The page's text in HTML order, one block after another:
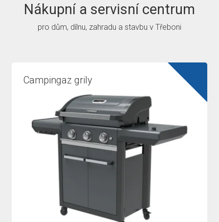
Nákupní a servisní centrum
pro dům, dílnu, zahradu a stavbu v Třeboni
NOVINKA
Dárkové poukazy